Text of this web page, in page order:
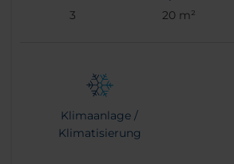
3 20 m²
Klimaanlage /
Klimatisierung